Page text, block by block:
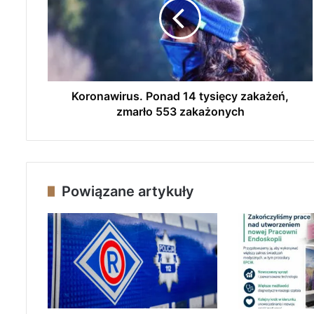
o
a
r
P
d
1
4
t
y
s
ę
Koronawirus. Ponad 14 tysięcy zakażeń,
zmarło 553 zakażonych
Powiązane artykuły